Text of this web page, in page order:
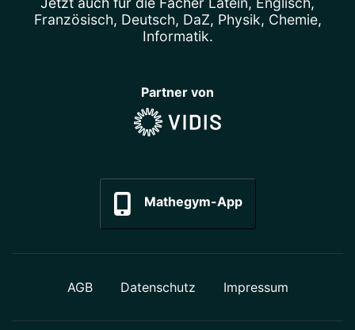
Französisch, Deutsch, DaZ, Physik, Chemie,
Informatik.
Partner von
Mathegym-App
AGB Datenschutz Impressum